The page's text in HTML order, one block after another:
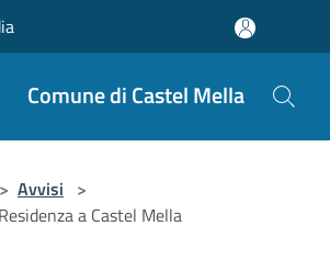
Comune di Castel Mella
> Avvisi >
a Castel Mella